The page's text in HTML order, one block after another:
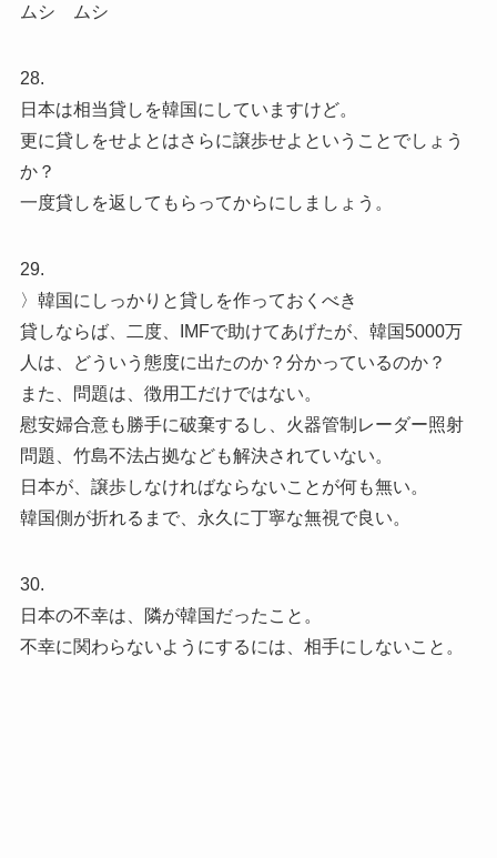
ムシ ムシ
28.
日本は相当貸しを韓国にしていますけど。
更に貸しをせよとはさらに譲歩せよということでしょう
か？
一度貸しを返してもらってからにしましょう。
29.
〉韓国にしっかりと貸しを作っておくべき
貸しならば、二度、IMFで助けてあげたが、韓国5000万
人は、どういう態度に出たのか？分かっているのか？
また、問題は、徴用工だけではない。
慰安婦合意も勝手に破棄するし、火器管制レーダー照射
問題、竹島不法占拠なども解決されていない。
日本が、譲歩しなければならないことが何も無い。
韓国側が折れるまで、永久に丁寧な無視で良い。
30.
日本の不幸は、隣が韓国だったこと。
不幸に関わらないようにするには、相手にしないこと。